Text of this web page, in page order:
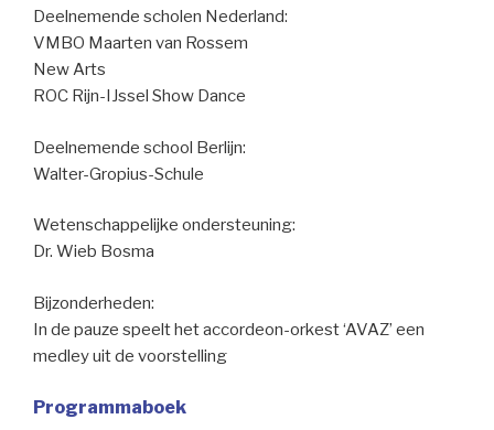
Deelnemende scholen Nederland:
VMBO Maarten van Rossem
New Arts
ROC Rijn-IJssel Show Dance
Deelnemende school Berlijn:
Walter-Gropius-Schule
Wetenschappelijke ondersteuning:
Dr. Wieb Bosma
Bijzonderheden:
In de pauze speelt het accordeon-orkest ‘AVAZ’ een
medley uit de voorstelling
Programmaboek